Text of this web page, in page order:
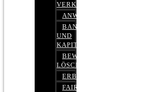
VERKEHRSRECHT
ANWALTSHAFTUNGSRECHT
BANK-
UND
KAPITALMARKTRECHT
BEWERTUNGEN
LÖSCHEN
ERBRECHT
FAIRMIETEN